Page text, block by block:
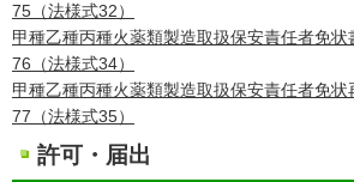
75（法様式32）
甲種乙種丙種火薬類製造取扱保安責任者免
76（法様式34）
甲種乙種丙種火薬類製造取扱保安責任者免
77（法様式35）
許可・届出